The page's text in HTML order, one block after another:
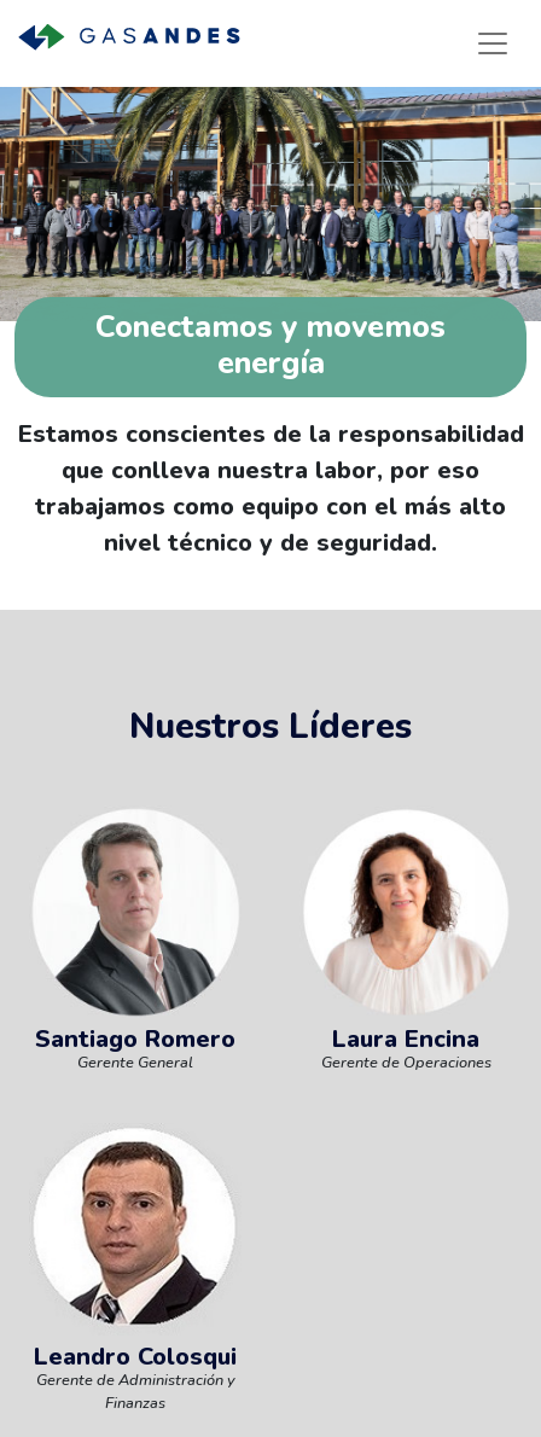
Conectamos y movemos
energía
Estamos conscientes de la responsabilidad
que conlleva nuestra labor, por eso
trabajamos como equipo con el más alto
nivel técnico y de seguridad.
Nuestros Líderes
Santiago Romero
Gerente General
Laura Encina
Gerente de Operaciones
Leandro Colosqui
Gerente de Administración y
Finanzas